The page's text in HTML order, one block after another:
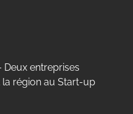
entreprises
région au Start-up